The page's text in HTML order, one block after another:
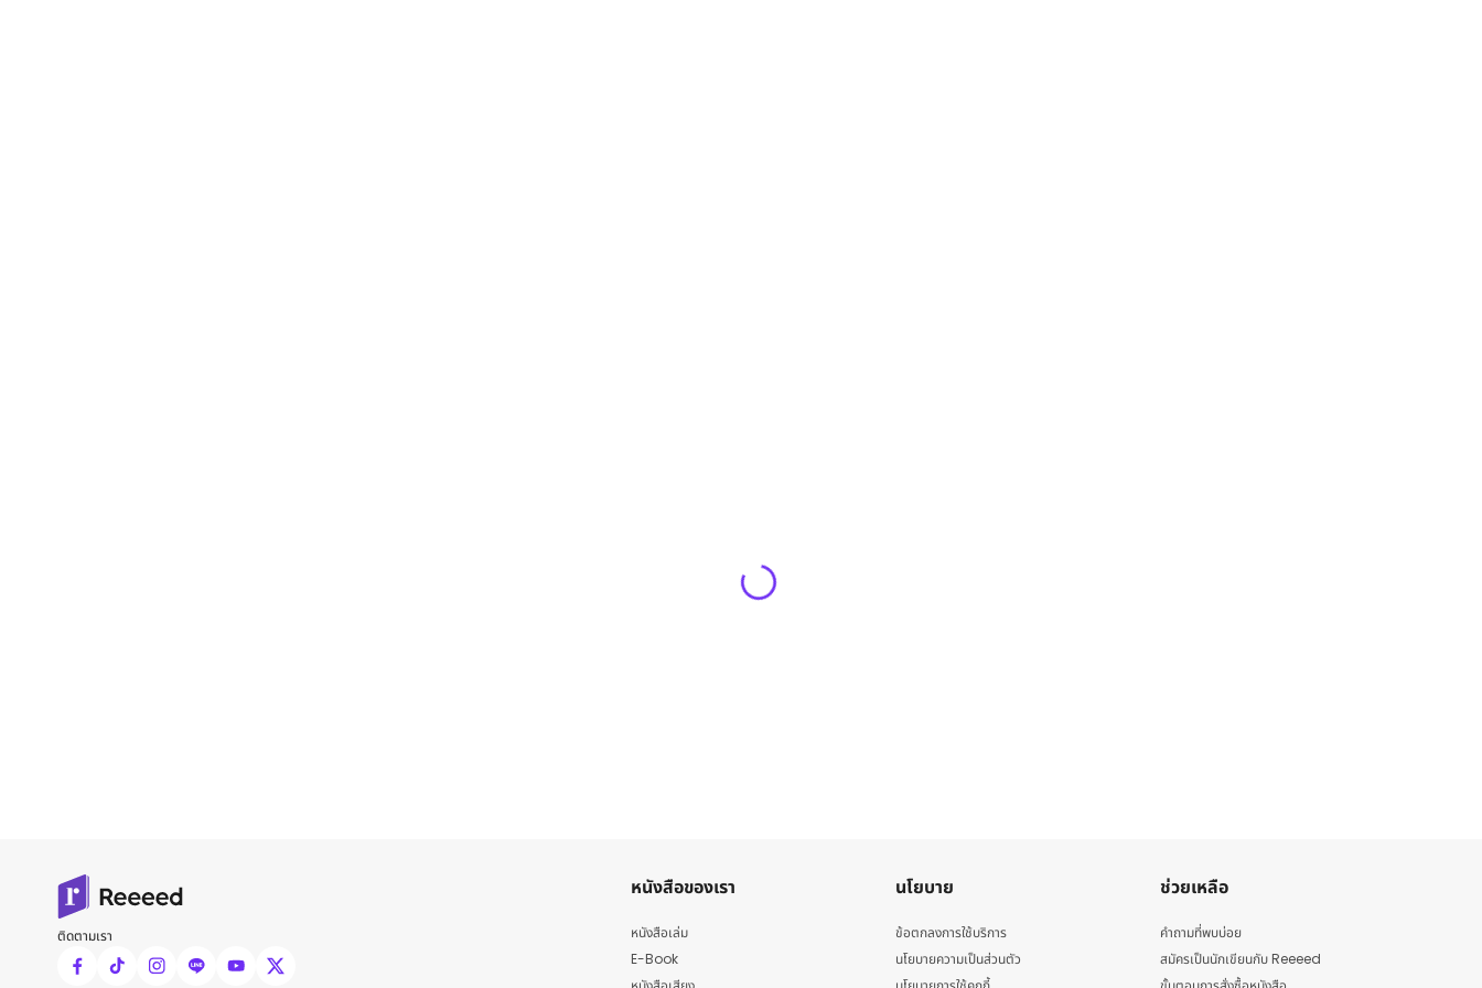
ติดตามเรา
หนังสือของเรา
หนังสือเล่ม
E-Book
นโยบาย
ข้อตกลงการใช้บริการ
นโยบายความเป็นส่วนตัว
ช่วยเหลือ
คำถามที่พบบ่อย
สมัครเป็นนักเขียนกับ Reeeed